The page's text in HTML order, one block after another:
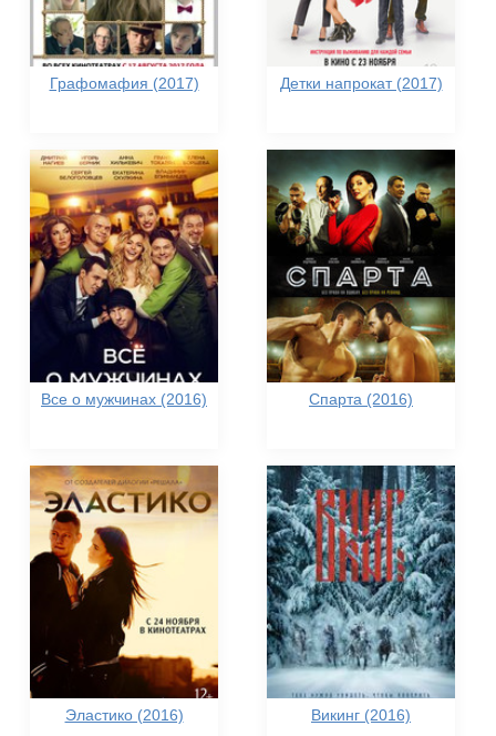
Графомафия (2017) Детки напрокат (2017)
Все о мужчинах (2016) Спарта (2016)
Эластико (2016) Викинг (2016)